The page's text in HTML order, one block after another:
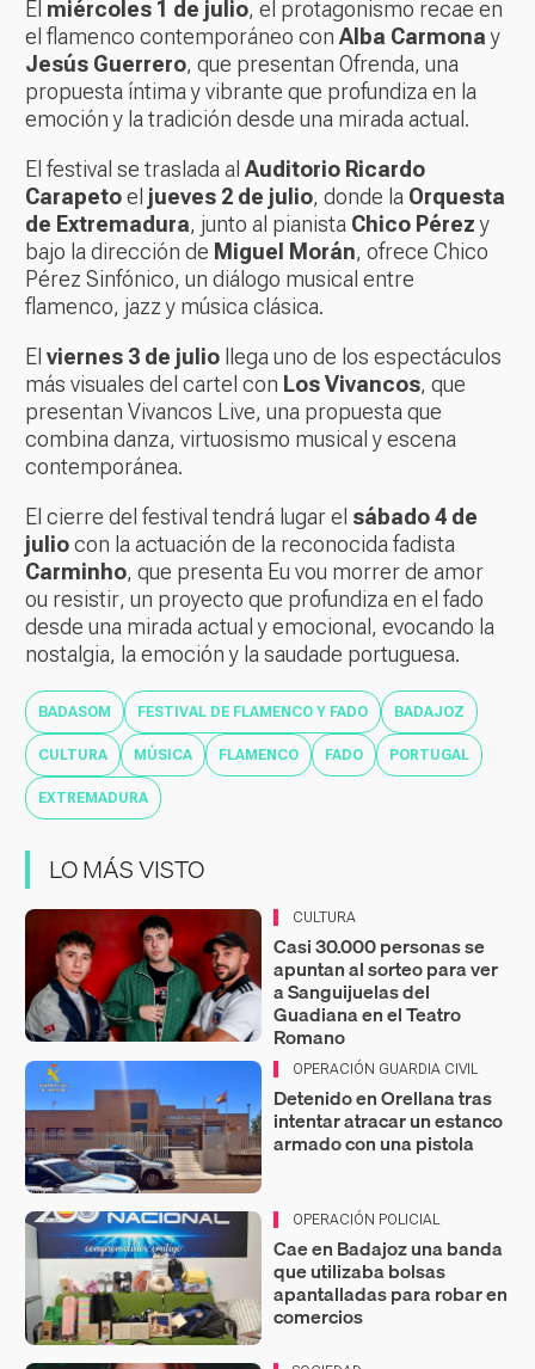
El miércoles 1 de julio, el protagonismo recae en
el flamenco contemporáneo con Alba Carmonay
Jesús Guerrero, que presentan Ofrenda, una
propuesta íntima y vibrante que profundiza en la
emoción y la tradición desde una mirada actual.
El festival se traslada al Auditorio Ricardo
Carapetoel jueves 2 de julio, donde la Orquesta
de Extremadura, junto al pianista Chico Pérezy
bajo la dirección de Miguel Morán, ofrece Chico
Pérez Sinfónico, un diálogo musical entre
flamenco, jazz y música clásica.
El viernes 3 de julio llega uno de los espectáculos
más visuales del cartel con Los Vivancos, que
presentan Vivancos Live, una propuesta que
combina danza, virtuosismo musical y escena
contemporánea.
El cierre del festival tendrá lugar el sábado 4 de
juliocon la actuación de la reconocida fadista
Carminho, que presenta Eu vou morrer de amor
ou resistir, un proyecto que profundiza en el fado
desde una mirada actual y emocional, evocando la
nostalgia, la emoción y la saudade portuguesa.
BADASOM FESTIVAL DE FLAMENCO Y FADO BADAJOZ
CULTURA MÚSICA FLAMENCO FADO PORTUGAL
EXTREMADURA
LO MÁS VISTO
CULTURA
Casi 30.000 personas se
apuntan al sorteo para ver
a Sanguijuelas del
Guadiana en el Teatro
Romano
OPERACIÓN GUARDIA CIVIL
Detenido en Orellana tras
intentar atracar un estanco
armado con una pistola
OPERACIÓN POLICIAL
Cae en Badajoz una banda
que utilizaba bolsas
apantalladas para robar en
comercios